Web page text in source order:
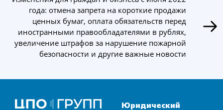
года: отмена запрета на короткие продажи
ценных бумаг, оплата обязательств перед
иностранными правообладателями в рублях,
увеличение штрафов за нарушение пожарной
безопасности и другие важные новости
Юридический